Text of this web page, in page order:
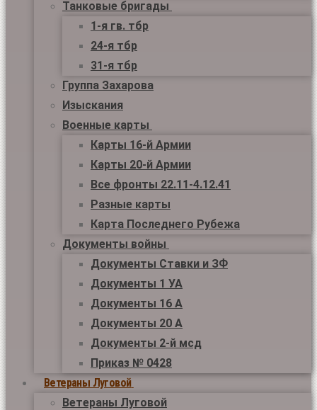
Танковые бригады
1-я гв. тбр
24-я тбр
31-я тбр
Группа Захарова
Изыскания
Военные карты
Карты 16-й Армии
Карты 20-й Армии
Все фронты 22.11-4.12.41
Разные карты
Карта Последнего Рубежа
Документы войны
Документы Ставки и ЗФ
Документы 1 УА
Документы 16 А
Документы 20 А
Документы 2-й мсд
Приказ № 0428
Ветераны Луговой
Ветераны Луговой